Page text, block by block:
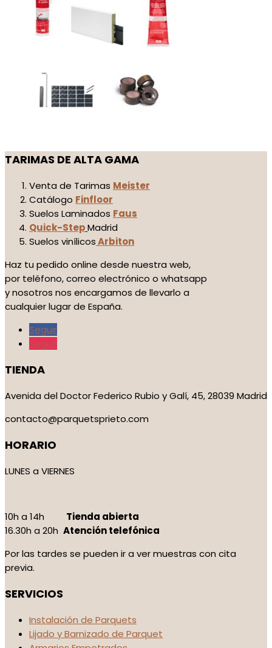
TARIMAS DE ALTA GAMA
Venta de Tarimas Meister
Catálogo Finfloor
Suelos Laminados Faus
Quick-StepMadrid
Suelos vinílicosArbiton
Haz tu pedido online desde nuestra web,
por teléfono, correo electrónico o whatsapp
y nosotros nos encargamos de llevarlo a
cualquier lugar de España.
Seguir
Seguir
TIENDA
Avenida del Doctor Federico Rubio y Galí, 45, 28039 Madrid
contacto@parquetsprieto.com
HORARIO
LUNES a VIERNES
10h a 14h Tienda abierta
16.30h a 20h Atención telefónica
Por las tardes se pueden ir a ver muestras con cita
previa.
SERVICIOS
Instalación de Parquets
Lijado y Barnizado de Parquet